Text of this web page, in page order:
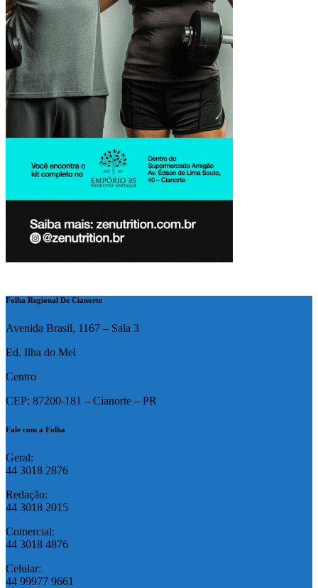
Folha Regional De Cianorte
Avenida Brasil, 1167 – Sala 3
Ed. Ilha do Mel
Centro
CEP: 87200-181 – Cianorte – PR
Fale com a Folha
Geral:
44 3018 2876
Redação:
44 3018 2015
Comercial:
44 3018 4876
Celular:
44 99977 9661